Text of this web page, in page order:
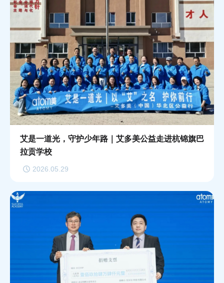
艾是一道光，守护少年路｜艾多美公益走进杭锦旗巴
拉贡学校
2026.05.29